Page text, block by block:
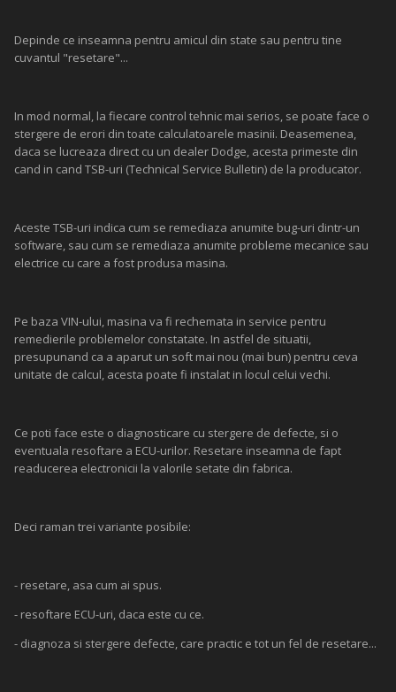
Depinde ce inseamna pentru amicul din state sau pentru tine
cuvantul "resetare"...
In mod normal, la fiecare control tehnic mai serios, se poate face o
stergere de erori din toate calculatoarele masinii. Deasemenea,
daca se lucreaza direct cu un dealer Dodge, acesta primeste din
cand in cand TSB-uri (Technical Service Bulletin) de la producator.
Aceste TSB-uri indica cum se remediaza anumite bug-uri dintr-un
software, sau cum se remediaza anumite probleme mecanice sau
electrice cu care a fost produsa masina.
Pe baza VIN-ului, masina va fi rechemata in service pentru
remedierile problemelor constatate. In astfel de situatii,
presupunand ca a aparut un soft mai nou (mai bun) pentru ceva
unitate de calcul, acesta poate fi instalat in locul celui vechi.
Ce poti face este o diagnosticare cu stergere de defecte, si o
eventuala resoftare a ECU-urilor. Resetare inseamna de fapt
readucerea electronicii la valorile setate din fabrica.
Deci raman trei variante posibile:
- resetare, asa cum ai spus.
- resoftare ECU-uri, daca este cu ce.
- diagnoza si stergere defecte, care practic e tot un fel de resetare...